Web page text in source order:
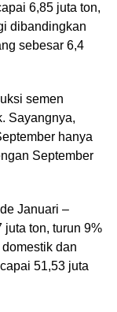
6,85 juta ton,
dibandingkan
sebesar 6,4
semen
Sayangnya,
hanya
September
Januari –
juta ton, turun 9%
dan
51,53 juta